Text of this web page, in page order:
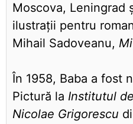
Moscova, Leningrad
ilustrații pentru
Mihail Sadoveanu,
În 1958, Baba a fost
Pictură la Institutul
Nicolae Grigorescu